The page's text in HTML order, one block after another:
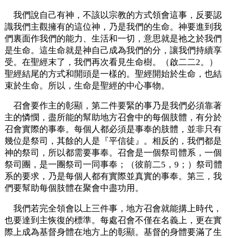
我們說自己有神，不該以宗教的方式領會這事，反要認
識我們主觀擁有的這位神，乃是我們的生命。神要進到我
們裏面作我們的能力、生活和一切，意思就是祂之於我們
是生命。這生命就是神自己成為我們的分，讓我們持續享
受。在聖經末了，我們再次看見生命樹。（啟二二2。）
聖經結尾的方式和開頭是一樣的。聖經開始於生命，也結
束於生命。所以，生命是聖經的中心事物。
召會要作主的彰顯，第二件要緊的事乃是我們必須靠著
主的憐憫，盡所能的幫助地方召會中的每個肢體，有分於
召會實際的事奉。每個人都必須是事奉的肢體，並非只有
幾位是祭司，其餘的人是『平信徒』。相反的，我們都是
神的祭司，所以都需要事奉。召會是一個祭司體系，一個
祭司團，是一團祭司一同事奉；（彼前二5，9；）祭司體
系的要求，乃是每個人都有實際並真實的事奉。第三，我
們要幫助每個肢體在聚會中盡功用。
我們若完全領會以上三件事，地方召會就能搆上時代，
也要達到主恢復的標準。每處召會不僅在名義上，更在實
際上成為基督身體在地方上的彰顯。基督的身體要滿了生